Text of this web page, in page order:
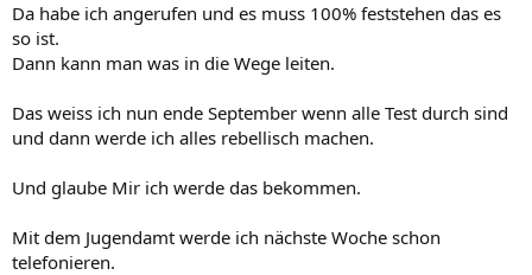
Da habe ich angerufen und es muss 100% feststehen das es
so ist.
Dann kann man was in die Wege leiten.
Das weiss ich nun ende September wenn alle Test durch sind
und dann werde ich alles rebellisch machen.
Und glaube Mir ich werde das bekommen.
Mit dem Jugendamt werde ich nächste Woche schon
telefonieren.